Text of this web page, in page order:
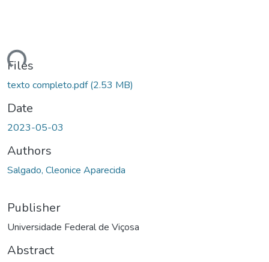
Files
texto completo.pdf(2.53 MB)
Date
2023-05-03
Authors
Salgado, Cleonice Aparecida
Publisher
Universidade Federal de Viçosa
Abstract